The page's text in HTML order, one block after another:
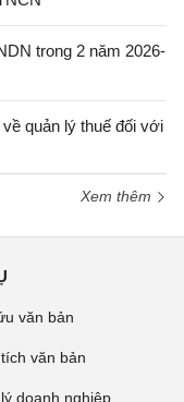
trong 2 năm 2026-
quản lý thuế đối với
Xem thêm
văn bản
văn bản
doanh nghiệp